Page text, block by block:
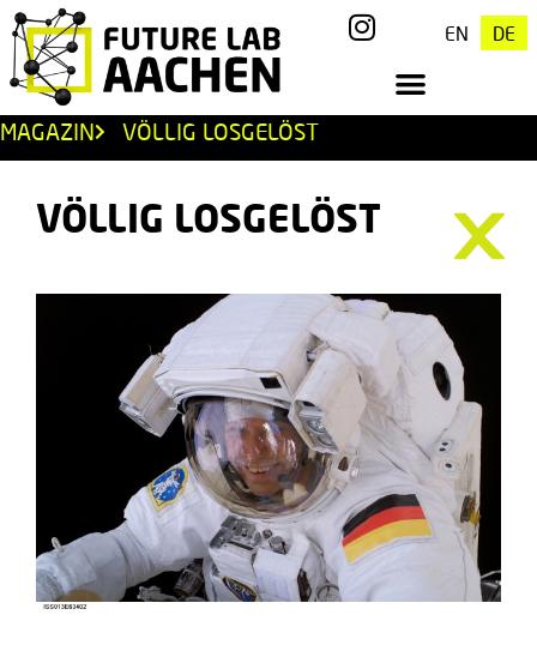
EN DE
MAGAZIN VÖLLIG LOSGELÖST
VÖLLIG LOSGELÖST